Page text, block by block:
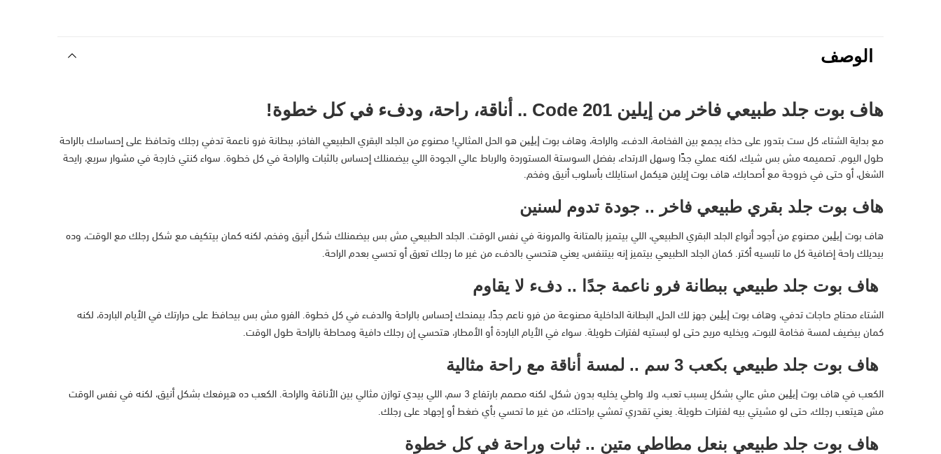
الوصف
هاف بوت جلد طبيعي فاخر من إيلين Code 201 .. أناقة، راحة، ودفء في كل خطوة!
مع بداية الشتاء، كل ست بتدور على حذاء يجمع بين الفخامة، الدفء، والراحة، وهاف بوت إيلين هو الحل المثالي! مصنوع من الجلد البقري الطبيعي الفاخر، ببطانة فرو ناعمة تدفي رجلك وتحافظ على إحساسك بالراحة
طول اليوم. تصميمه مش بس شيك، لكنه عملي جدًا وسهل الارتداء، بفضل السوستة المستوردة والرباط عالي الجودة اللي بيضمنلك إحساس بالثبات والراحة في كل خطوة. سواء كنتي خارجة في مشوار سريع، رايحة
الشغل، أو حتى في خروجة مع أصحابك، هاف بوت إيلين هيكمل استايلك بأسلوب أنيق وفخم.
هاف بوت جلد بقري طبيعي فاخر .. جودة تدوم لسنين
هاف بوت إيلين مصنوع من أجود أنواع الجلد البقري الطبيعي، اللي بيتميز بالمتانة والمرونة في نفس الوقت. الجلد الطبيعي مش بس بيضمنلك شكل أنيق وفخم، لكنه كمان بيتكيف مع شكل رجلك مع الوقت، وده
بيديلك راحة إضافية كل ما تلبسيه أكتر. كمان الجلد الطبيعي بيتميز إنه بيتنفس، يعني هتحسي بالدفء من غير ما رجلك تعرق أو تحسي بعدم الراحة.
هاف بوت جلد طبيعي ببطانة فرو ناعمة جدًا .. دفء لا يقاوم
الشتاء محتاج حاجات تدفي، وهاف بوت إيلين جهز لك الحل, البطانة الداخلية مصنوعة من فرو ناعم جدًا، بيمنحك إحساس بالراحة والدفء في كل خطوة. الفرو مش بس بيحافظ على حرارتك في الأيام الباردة، لكنه
كمان بيضيف لمسة فخامة للبوت، ويخليه مريح حتى لو لبستيه لفترات طويلة. سواء في الأيام الباردة أو الأمطار، هتحسي إن رجلك دافية ومحاطة بالراحة طول الوقت.
هاف بوت جلد طبيعي بكعب 3 سم .. لمسة أناقة مع راحة مثالية
الكعب في هاف بوت إيلين
مش عالي بشكل يسبب تعب، ولا واطي يخليه بدون شكل، لكنه مصمم بارتفاع 3 سم، اللي بيدي توازن مثالي بين الأناقة والراحة. الكعب ده هيرفعك بشكل أنيق، لكنه في نفس الوقت
مش هيتعب رجلك، حتى لو مشيتي بيه لفترات طويلة. يعني تقدري تمشي براحتك، من غير ما تحسي بأي ضغط أو إجهاد على رجلك.
هاف بوت جلد طبيعي بنعل مطاطي متين .. ثبات وراحة في كل خطوة